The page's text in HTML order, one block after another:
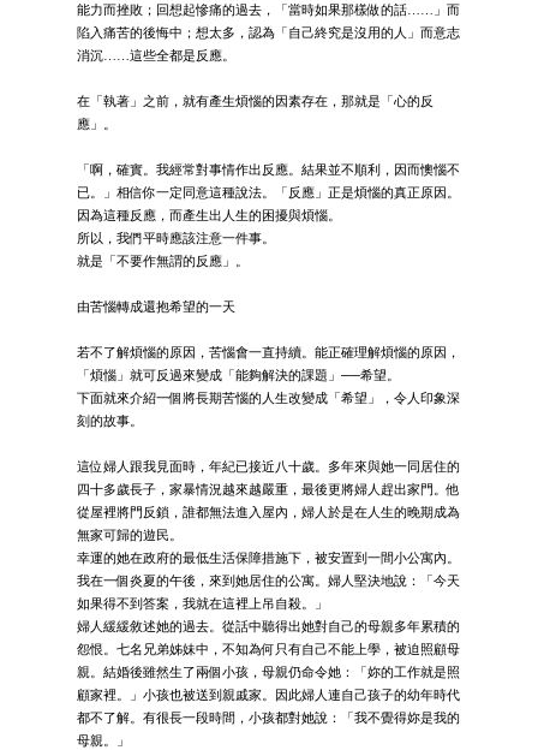
能力而挫敗；回想起慘痛的過去，「當時如果那樣做的話……」而
陷入痛苦的後悔中；想太多，認為「自己終究是沒用的人」而意志
消沉……這些全都是反應。
在「執著」之前，就有產生煩惱的因素存在，那就是「心的反
應」。
「啊，確實。我經常對事情作出反應。結果並不順利，因而懊惱不
已。」相信你一定同意這種說法。「反應」正是煩惱的真正原因。
因為這種反應，而產生出人生的困擾與煩惱。
所以，我們平時應該注意一件事。
就是「不要作無謂的反應」。
由苦惱轉成還抱希望的一天
若不了解煩惱的原因，苦惱會一直持續。能正確理解煩惱的原因，
「煩惱」就可反過來變成「能夠解決的課題」──希望。
下面就來介紹一個將長期苦惱的人生改變成「希望」，令人印象深
刻的故事。
這位婦人跟我見面時，年紀已接近八十歲。多年來與她一同居住的
四十多歲長子，家暴情況越來越嚴重，最後更將婦人趕出家門。他
從屋裡將門反鎖，誰都無法進入屋內，婦人於是在人生的晚期成為
無家可歸的遊民。
幸運的她在政府的最低生活保障措施下，被安置到一間小公寓內。
我在一個炎夏的午後，來到她居住的公寓。婦人堅決地說：「今天
如果得不到答案，我就在這裡上吊自殺。」
婦人緩緩敘述她的過去。從話中聽得出她對自己的母親多年累積的
怨恨。七名兄弟姊妹中，不知為何只有自己不能上學，被迫照顧母
親。結婚後雖然生了兩個小孩，母親仍命令她：「妳的工作就是照
顧家裡。」小孩也被送到親戚家。因此婦人連自己孩子的幼年時代
都不了解。有很長一段時間，小孩都對她說：「我不覺得妳是我的
母親。」